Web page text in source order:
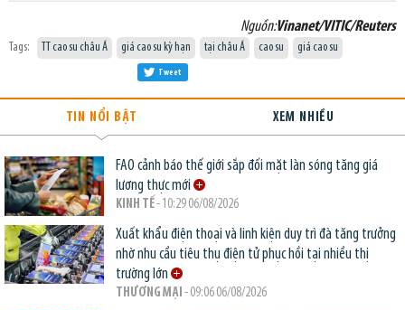
Nguồn:Vinanet/VITIC/Reuters
Tags: TT cao su châu Á giá cao su kỳ hạn tại châu Á cao su giá cao su
Tweet
TIN NỔI BẬT XEM NHIỀU
FAO cảnh báo thế giới sắp đối mặt làn sóng tăng giá
lương thực mới
KINH TẾ- 10:29 06/08/2026
Xuất khẩu điện thoại và linh kiện duy trì đà tăng trưởng
nhờ nhu cầu tiêu thụ điện tử phục hồi tại nhiều thị
trường lớn
THƯƠNG MẠI - 09:06 06/08/2026